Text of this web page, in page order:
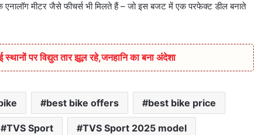
एनालॉग मीटर जैसे फीचर्स भी मिलते हैं – जो इस बजट में एक परफेक्ट डील बनाते
पर विद्युत तार झूल रहे,जनहानि का बना अंदेशा
best bike offers best bike price
TVS Sport TVS Sport 2025 model